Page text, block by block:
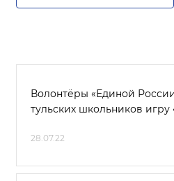
Волонтёры «Единой
тульских школьников игру
28.07.22